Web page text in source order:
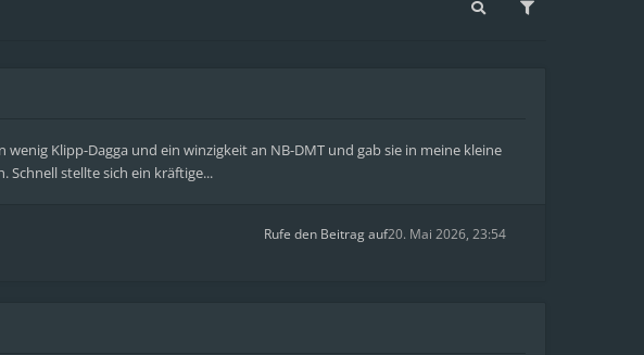
Klipp-Dagga und ein winzigkeit an NB-DMT und gab sie in meine kleine
Schnell stellte sich ein kräftige...
20. Mai 2026, 23:54
Rufe den Beitrag auf